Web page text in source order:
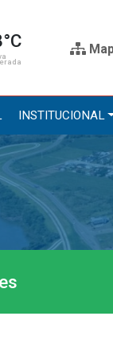
INSTITUCIONAL